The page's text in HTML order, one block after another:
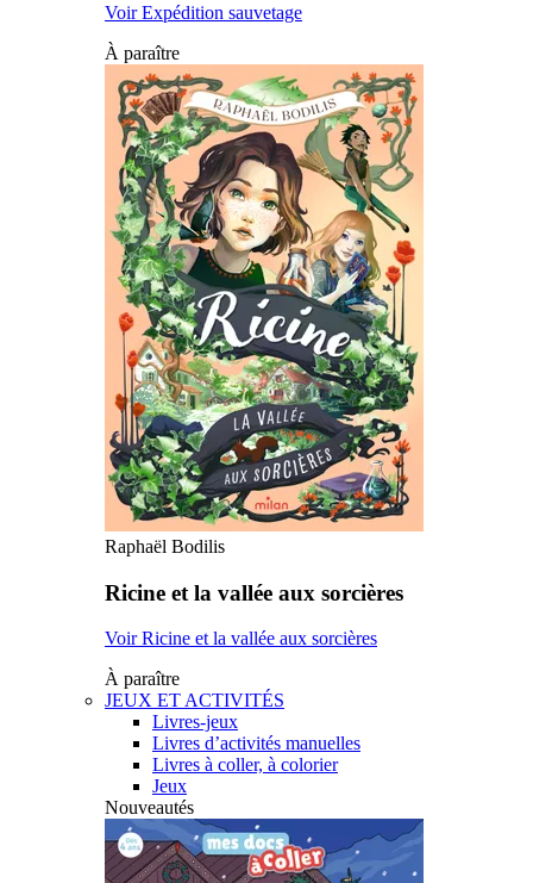
Voir Expédition sauvetage
À paraître
Raphaël Bodilis
Ricine et la vallée aux sorcières
Voir Ricine et la vallée aux sorcières
À paraître
JEUX ET ACTIVITÉS
Livres-jeux
Livres d’activités manuelles
Livres à coller, à colorier
Jeux
Nouveautés